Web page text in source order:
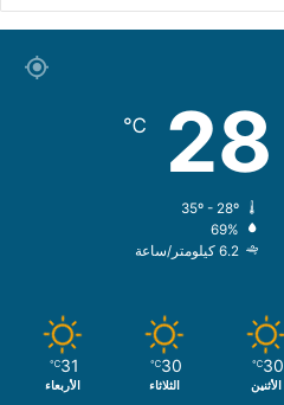
28
℃
69%
6.2 كيلومتر/ساعة
30
℃
الأثنين
30
℃
الثلاثاء
31
℃
الأربعاء